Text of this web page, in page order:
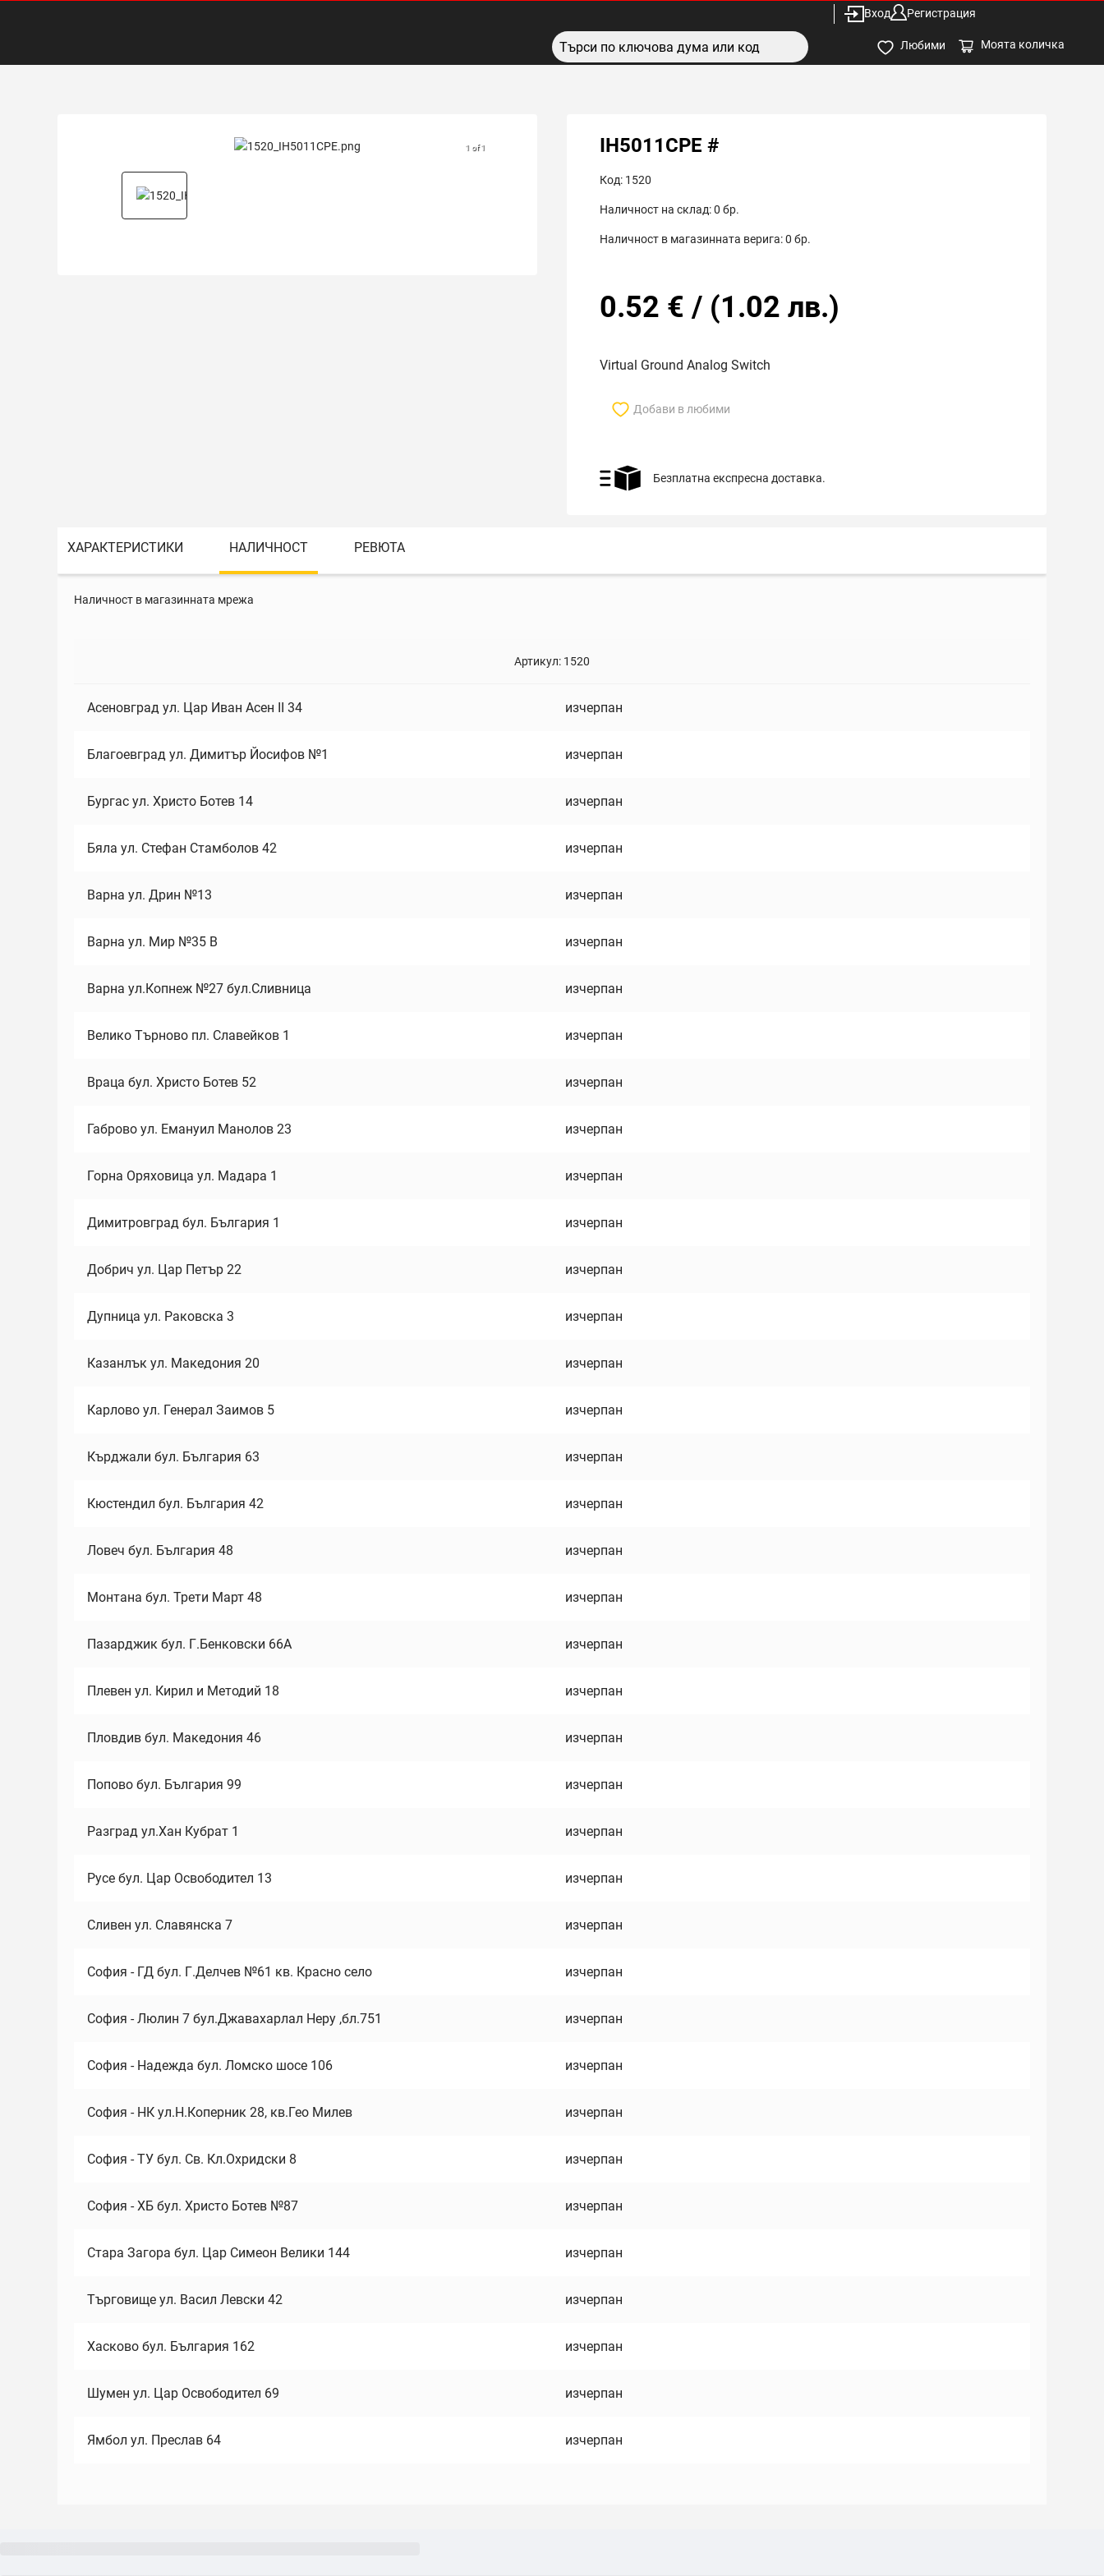
Вход Регистрация
Любими Моята количка
1 of 1 IH5011CPE #
Код: 1520
Наличност на склад:0 бр.
Наличност в магазинната верига:0 бр.
0.52 € / (1.02 лв.)
Virtual Ground Analog Switch
Добави в любими
Безплатна експресна доставка.
ХАРАКТЕРИСТИКИ НАЛИЧНОСТ РЕВЮТА
Наличност в магазинната мрежа
Артикул: 1520
Асеновград ул. Цар Иван Асен II 34 изчерпан
Благоевград ул. Димитър Йосифов №1 изчерпан
Бургас ул. Христо Ботев 14 изчерпан
Бяла ул. Стефан Стамболов 42 изчерпан
Варна ул. Дрин №13 изчерпан
Варна ул. Мир №35 В изчерпан
Варна ул.Копнеж №27 бул.Сливница изчерпан
Велико Търново пл. Славейков 1 изчерпан
Враца бул. Христо Ботев 52 изчерпан
Габрово ул. Емануил Манолов 23 изчерпан
Горна Оряховица ул. Мадара 1 изчерпан
Димитровград бул. България 1 изчерпан
Добрич ул. Цар Петър 22 изчерпан
Дупница ул. Раковска 3 изчерпан
Казанлък ул. Македония 20 изчерпан
Карлово ул. Генерал Заимов 5 изчерпан
Кърджали бул. България 63 изчерпан
Кюстендил бул. България 42 изчерпан
Ловеч бул. България 48 изчерпан
Монтана бул. Трети Март 48 изчерпан
Пазарджик бул. Г.Бенковски 66А изчерпан
Плевен ул. Кирил и Методий 18 изчерпан
Пловдив бул. Македония 46 изчерпан
Попово бул. България 99 изчерпан
Разград ул.Хан Кубрат 1 изчерпан
Русе бул. Цар Освободител 13 изчерпан
Сливен ул. Славянска 7 изчерпан
София - ГД бул. Г.Делчев №61 кв. Красно село изчерпан
София - Люлин 7 бул.Джавахарлал Неру ,бл.751 изчерпан
София - Надежда бул. Ломско шосе 106 изчерпан
София - НК ул.Н.Коперник 28, кв.Гео Милев изчерпан
София - ТУ бул. Св. Кл.Охридски 8 изчерпан
София - ХБ бул. Христо Ботев №87 изчерпан
Стара Загора бул. Цар Симеон Велики 144 изчерпан
Търговище ул. Васил Левски 42 изчерпан
Хасково бул. България 162 изчерпан
Шумен ул. Цар Освободител 69 изчерпан
Ямбол ул. Преслав 64 изчерпан